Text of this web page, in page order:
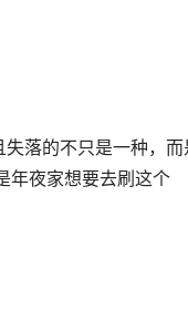
落的不只是一种，而
年夜家想要去刷这个